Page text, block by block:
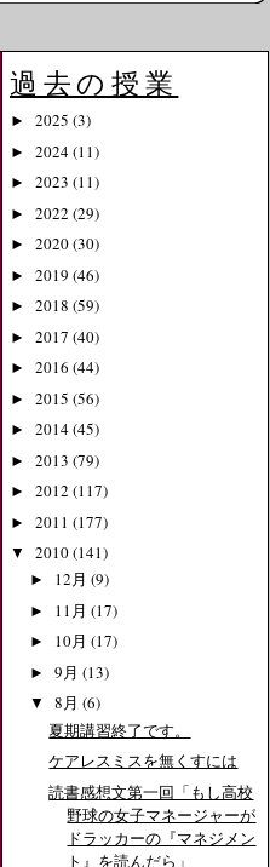
過去の授業
► 2025 (3)
► 2024(11)
► 2023 (11)
► 2022 (29)
► 2020(30)
► 2019 (46)
► 2018 (59)
► 2017 (40)
► 2016 (44)
► 2015 (56)
► 2014(45)
► 2013 (79)
► 2012 (117)
► 2011 (177)
▼ 2010(141)
► 12月 (9)
► 11月 (17)
► 10月 (17)
► 9月 (13)
▼ 8月 (6)
夏期講習終了です。
ケアレスミスを無くすには
読書感想文第一回「もし高校
野球の女子マネージャーが
ドラッカーの『マネジメン
ト』を読んだら」